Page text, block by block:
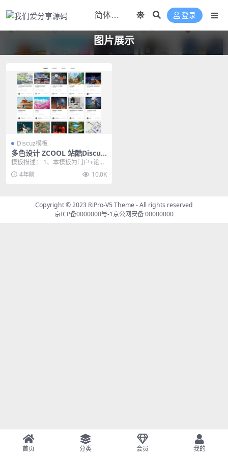
登录
图片展示
Discuz模板
多色设计 ZCOOL 站酷Discuz
模板/文章频道版本+站酷素材
源码+空间设计+配色设计交流
模板描述： 1、本模板为门户+论坛
+个人空间形式，美化N多默认模板
页面 2、全新...
4年前 10.0K
Copyright © 2023 RiPro-V5 Theme- All rights reserved
京ICP备0000000号-1京公网安备 00000000
首页 分类 会员 我的